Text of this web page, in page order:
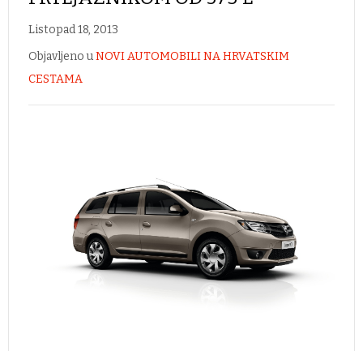
Listopad 18, 2013
Objavljeno uNOVI AUTOMOBILI NA HRVATSKIM
CESTAMA